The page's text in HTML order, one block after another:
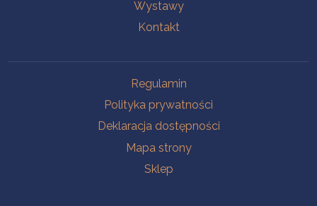
Wystawy
Kontakt
Regulamin
Polityka prywatności
Deklaracja dostępności
Mapa strony
Sklep